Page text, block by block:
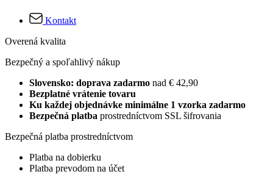
Kontakt
Overená kvalita
Bezpečný a spoľahlivý nákup
Slovensko: doprava zadarmo nad € 42,90
Bezplatné vrátenie tovaru
Ku každej objednávke minimálne 1 vzorka zadarmo
Bezpečná platba prostredníctvom SSL šifrovania
Bezpečná platba prostredníctvom
Platba na dobierku
Platba prevodom na účet